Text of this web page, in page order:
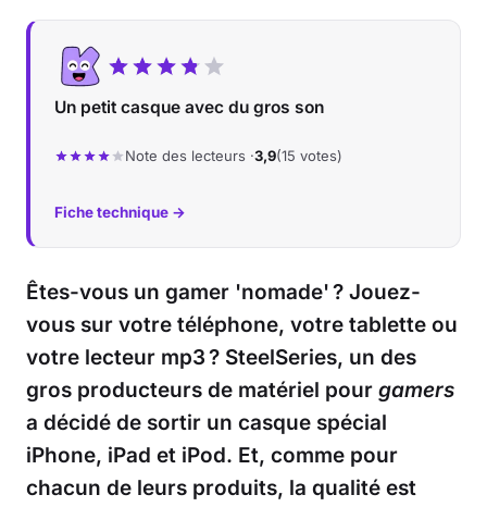
Un petit casque avec du gros son
Note des lecteurs ·3,9(15 votes)
Fiche technique →
Êtes-vous un gamer 'nomade' ? Jouez-
vous sur votre téléphone, votre tablette ou
votre lecteur mp3 ? SteelSeries, un des
gros producteurs de matériel pour gamers
a décidé de sortir un casque spécial
iPhone, iPad et iPod. Et, comme pour
chacun de leurs produits, la qualité est